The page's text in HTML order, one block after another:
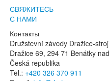
СВЯЖИТЕСЬ
С НАМИ
Контакты
Družstevní závody Dražice-
Dražice 69, 294 71 Benátky
Česká republika
Tel.: +420 326 370 911